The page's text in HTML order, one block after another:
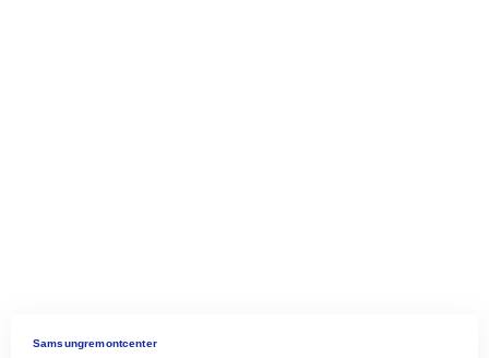
Samsungremontcenter